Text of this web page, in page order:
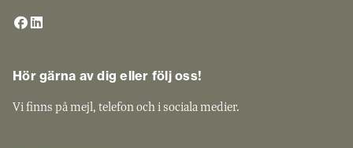
Hör gärna av dig eller följ oss!
Vi finns på mejl, telefon och i sociala medier.